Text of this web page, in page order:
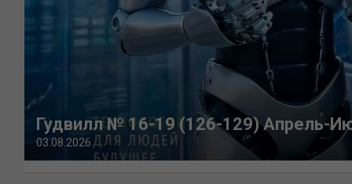
Гудвилл № 16-19 (126-129) Апрель-
03.08.2026